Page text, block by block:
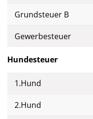
Grundsteuer B
Gewerbesteuer
Hundesteuer
1.Hund
2.Hund